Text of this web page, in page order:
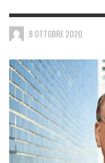
8 OTTOBRE 2020